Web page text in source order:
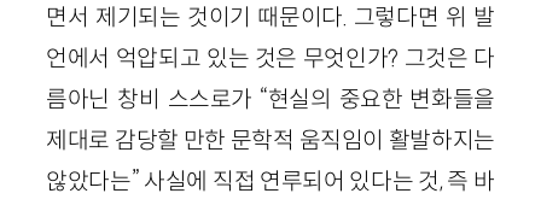
면서 제기되는 것이기 때문이다. 그렇다면 위 발
언에서 억압되고 있는 것은 무엇인가? 그것은 다
름아닌 창비 스스로가 “현실의 중요한 변화들을
제대로 감당할 만한 문학적 움직임이 활발하지는
않았다는” 사실에 직접 연루되어 있다는 것, 즉 바